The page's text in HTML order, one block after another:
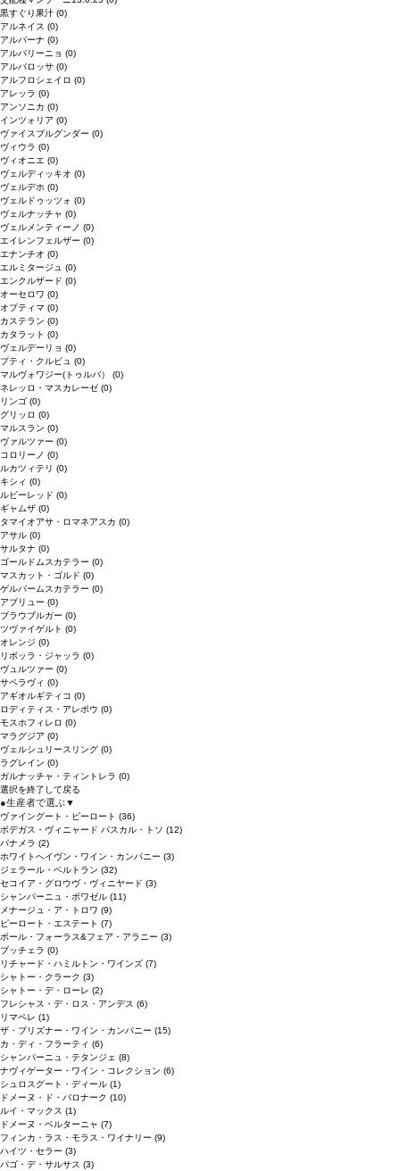
黒すぐり果汁 (0)
アルネイス (0)
アルバーナ (0)
アルバリーニョ (0)
アルバロッサ (0)
アルフロシェイロ (0)
アレッラ (0)
アンソニカ (0)
インツォリア (0)
ヴァイスブルグンダー (0)
ヴィウラ (0)
ヴィオニエ (0)
ヴェルディッキオ (0)
ヴェルデホ (0)
ヴェルドゥッツォ (0)
ヴェルナッチャ (0)
ヴェルメンティーノ (0)
エイレンフェルザー (0)
エナンチオ (0)
エルミタージュ (0)
エンクルザード (0)
オーセロワ (0)
オプティマ (0)
カステラン (0)
カタラット (0)
ヴェルデーリョ (0)
プティ・クルビュ (0)
マルヴォワジー(トゥルバ） (0)
ネレッロ・マスカレーゼ (0)
リンゴ (0)
グリッロ (0)
マルスラン (0)
ヴァルツァー (0)
コロリーノ (0)
ルカツィテリ (0)
キシィ (0)
ルビーレッド (0)
ギャムザ (0)
タマイオアサ・ロマネアスカ (0)
アサル (0)
サルタナ (0)
ゴールドムスカテラー (0)
マスカット・ゴルド (0)
ゲルバームスカテラー (0)
アブリュー (0)
ブラウブルガー (0)
ツヴァイゲルト (0)
オレンジ (0)
リボッラ・ジャッラ (0)
ヴュルツァー (0)
サペラヴィ (0)
アギオルギティコ (0)
ロディティス・アレポウ (0)
モスホフィレロ (0)
マラグジア (0)
ヴェルシュリースリング (0)
ラグレイン (0)
ガルナッチャ・ティントレラ (0)
選択を終了して戻る
●生産者で選ぶ▼
ヴァイングート・ピーロート (36)
ボデガス・ヴィニャード パスカル・トソ (12)
パナメラ (2)
ホワイトへイヴン・ワイン・カンパニー (3)
ジェラール・ベルトラン (32)
セコイア・グロウヴ・ヴィニヤード (3)
シャンパーニュ・ボワゼル (11)
メナージュ・ア・トロワ (9)
ピーロート・エステート (7)
ボール・フォーラス&フェア・アラニー (3)
ブッチェラ (0)
リチャード・ハミルトン・ワインズ (7)
シャトー・クラーク (3)
シャトー・デ・ローレ (2)
フレシャス・デ・ロス・アンデス (6)
リマペレ (1)
ザ・プリズナー・ワイン・カンパニー (15)
カ・ディ・フラーティ (6)
シャンパーニュ・テタンジェ (8)
ナヴィゲーター・ワイン・コレクション (6)
シュロスグート・ディール (1)
ドメーヌ・ド・バロナーク (10)
ルイ・マックス (1)
ドメーヌ・ベルターニャ (7)
フィンカ・ラス・モラス・ワイナリー (9)
ハイツ・セラー (3)
パゴ・デ・サルサス (3)